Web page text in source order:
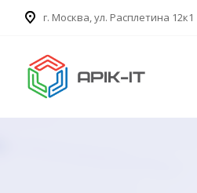
​г. Москва, ул. Расплетина 12к1